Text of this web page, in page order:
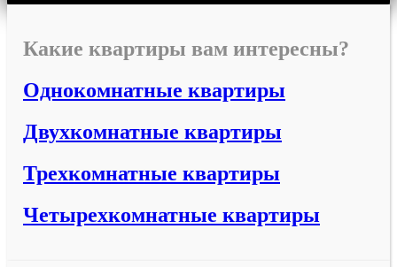
Какие квартиры вам интересны?
Однокомнатные квартиры
Двухкомнатные квартиры
Трехкомнатные квартиры
Четырехкомнатные квартиры